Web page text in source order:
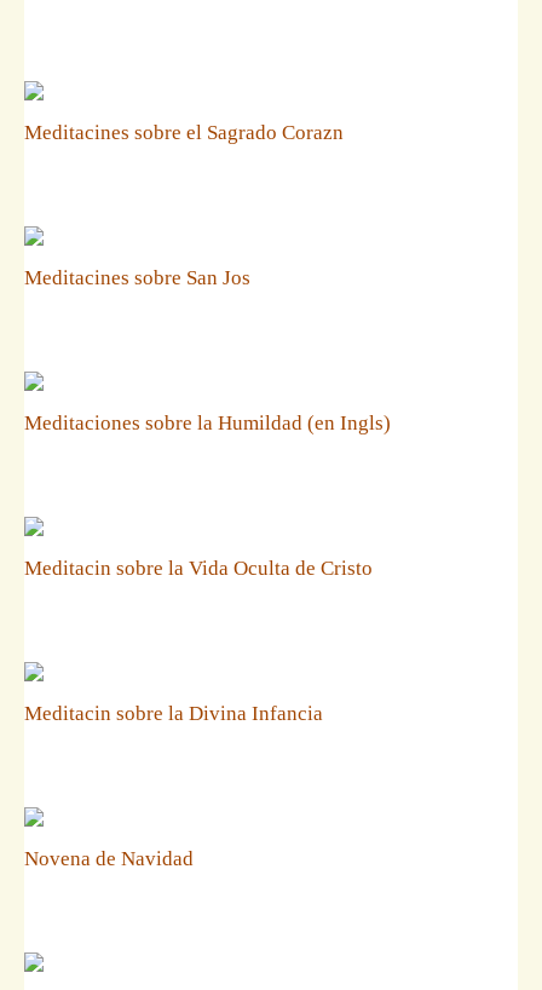
Meditacines sobre el Sagrado Corazn
Meditacines sobre San Jos
Meditaciones sobre la Humildad (en Ingls)
Meditacin sobre la Vida Oculta de Cristo
Meditacin sobre la Divina Infancia
Novena de Navidad